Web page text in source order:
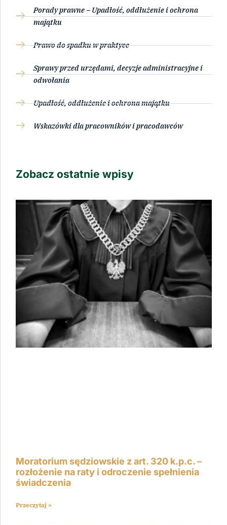
Porady prawne – Upadłość, oddłużenie i ochrona
majątku
Prawo do spadku w praktyce
Sprawy przed urzędami, decyzje administracyjne i
odwołania
Upadłość, oddłużenie i ochrona majątku
Wskazówki dla pracowników i pracodawców
Zobacz ostatnie wpisy
Moratorium sędziowskie z art. 320 k.p.c. –
rozłożenie na raty i odroczenie spełnienia
świadczenia
Przeczytaj »